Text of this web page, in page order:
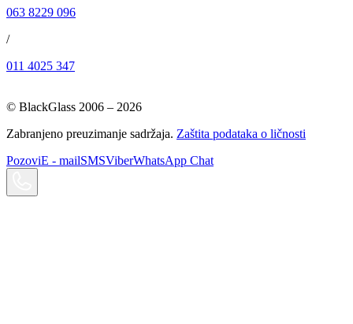
063 8229 096
/
011 4025 347
© BlackGlass 2006 – 2026
Zabranjeno preuzimanje sadržaja. Zaštita podataka o ličnosti
PozoviE - mailSMSViberWhatsApp Chat